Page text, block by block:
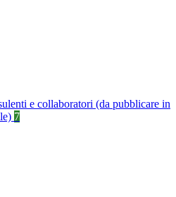
e collaboratori (da pubblicare in
7